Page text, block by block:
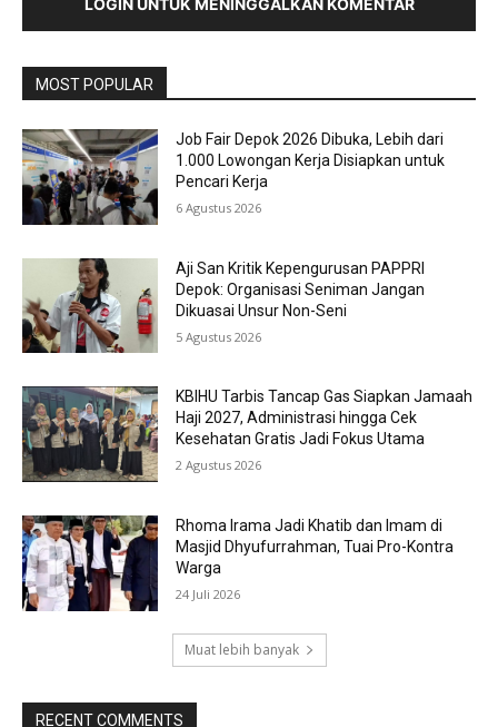
LOGIN UNTUK MENINGGALKAN KOMENTAR
MOST POPULAR
Job Fair Depok 2026 Dibuka, Lebih dari
1.000 Lowongan Kerja Disiapkan untuk
Pencari Kerja
6 Agustus 2026
Aji San Kritik Kepengurusan PAPPRI
Depok: Organisasi Seniman Jangan
Dikuasai Unsur Non-Seni
5 Agustus 2026
KBIHU Tarbis Tancap Gas Siapkan Jamaah
Haji 2027, Administrasi hingga Cek
Kesehatan Gratis Jadi Fokus Utama
2 Agustus 2026
Rhoma Irama Jadi Khatib dan Imam di
Masjid Dhyufurrahman, Tuai Pro-Kontra
Warga
24 Juli 2026
Muat lebih banyak
RECENT COMMENTS